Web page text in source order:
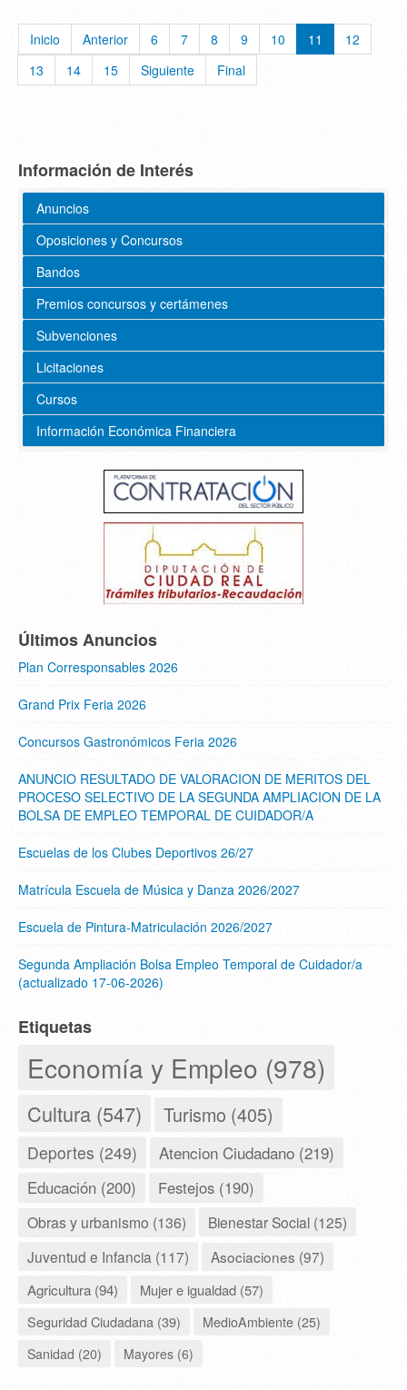
Inicio Anterior 6 7 8 9 10 11
12
13
14 15 Siguiente Final
Información de Interés
Anuncios
Oposiciones y Concursos
Bandos
Premios concursos y certámenes
Subvenciones
Licitaciones
Cursos
Información Económica Financiera
Últimos Anuncios
Plan Corresponsables 2026
Grand Prix Feria 2026
Concursos Gastronómicos Feria 2026
ANUNCIO RESULTADO DE VALORACION DE MERITOS DEL
PROCESO SELECTIVO DE LA SEGUNDA AMPLIACION DE LA
BOLSA DE EMPLEO TEMPORAL DE CUIDADOR/A
Escuelas de los Clubes Deportivos 26/27
Matrícula Escuela de Música y Danza 2026/2027
Escuela de Pintura-Matriculación 2026/2027
Segunda Ampliación Bolsa Empleo Temporal de Cuidador/a
(actualizado 17-06-2026)
Etiquetas
Economía y Empleo (978)
Cultura (547) Turismo (405)
Deportes (249) Atencion Ciudadano (219)
Educación (200) Festejos (190)
Obras y urbanismo (136)
Bienestar Social (125)
Juventud e Infancia (117)
Asociaciones (97)
Agricultura (94)
Mujer e igualdad (57)
Seguridad Ciudadana (39)
MedioAmbiente (25)
Sanidad (20)
Mayores (6)